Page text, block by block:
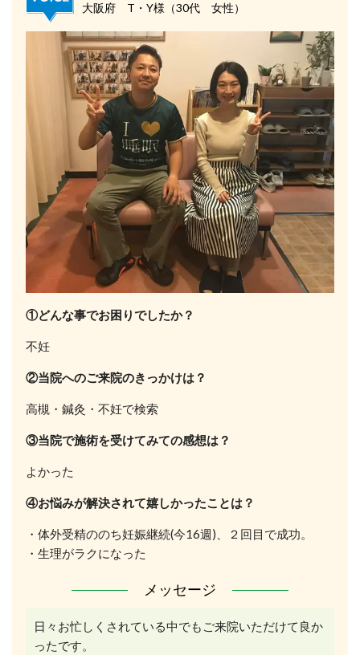
大阪府 T・Y様（30代 女性）
①どんな事でお困りでしたか？
不妊
②当院へのご来院のきっかけは？
高槻・鍼灸・不妊で検索
③当院で施術を受けてみての感想は？
よかった
④お悩みが解決されて嬉しかったことは？
・体外受精ののち妊娠継続(今16週)、２回目で成功。
・生理がラクになった
メッセージ
日々お忙しくされている中でもご来院いただけて良か
ったです。